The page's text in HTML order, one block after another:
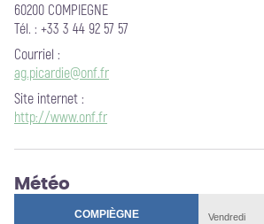
60200 COMPIEGNE
Tél. : +33 3 44 92 57 57
Courriel :
ag.picardie@onf.fr
Site internet :
http://www.onf.fr
Météo